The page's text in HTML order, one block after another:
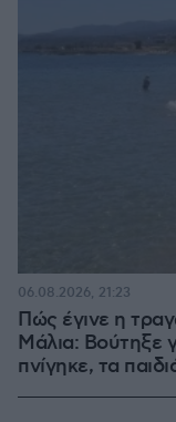
Πώς έγινε η
Μάλια: Βούτηξε
πνίγηκε, τα
06.08.2026, 21:23